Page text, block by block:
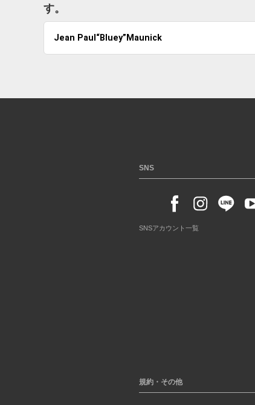
す。
Jean Paul“Bluey”Maunick
SNS
SNSアカウント一覧
規約・その他